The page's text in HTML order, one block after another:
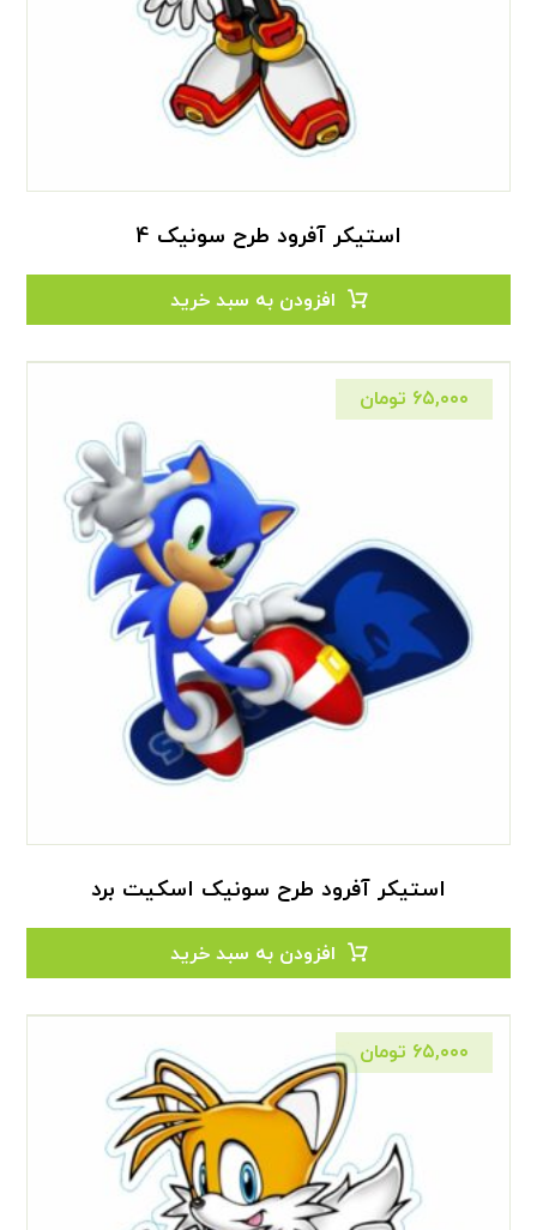
استیکر آفرود طرح سونیک 4
افزودن به سبد خرید
استیکر آفرود طرح سونیک اسکیت برد
۶۵,۰۰۰ تومان
افزودن به سبد خرید
۶۵,۰۰۰ تومان